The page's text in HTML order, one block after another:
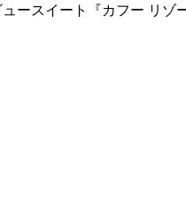
ースイート『カフー リ